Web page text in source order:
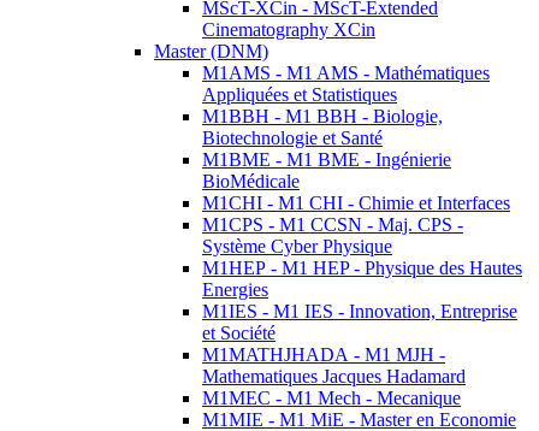
MScT-XCin - MScT-Extended
Cinematography XCin
Master (DNM)
M1AMS - M1 AMS - Mathématiques
Appliquées et Statistiques
M1BBH - M1 BBH - Biologie,
Biotechnologie et Santé
M1BME - M1 BME - Ingénierie
BioMédicale
M1CHI - M1 CHI - Chimie et Interfaces
M1CPS - M1 CCSN - Maj. CPS -
Système Cyber Physique
M1HEP - M1 HEP - Physique des Hautes
Energies
M1IES - M1 IES - Innovation, Entreprise
et Société
M1MATHJHADA - M1 MJH -
Mathematiques Jacques Hadamard
M1MEC - M1 Mech - Mecanique
M1MIE - M1 MiE - Master en Economie